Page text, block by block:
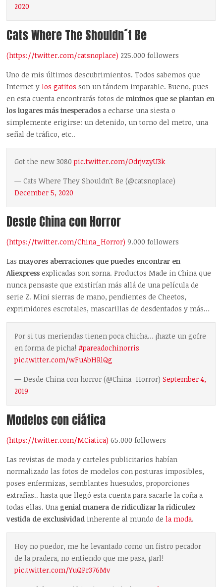
2020
Cats Where The Shouldn´t Be
(https://twitter.com/catsnoplace) 225.000 followers
Uno de mis últimos descubrimientos. Todos sabemos que
Internet ylos gatitos son un tándem imparable. Bueno, pues
en esta cuenta encontrarás fotos demininos que se plantan en
los lugares más inesperados a echarse una siesta o
simplemente erigirse: un detenido, un torno del metro, una
señal de tráfico, etc..
Got the new 3080pic.twitter.com/OdrjvzyU3k
— Cats Where They Shouldn’t Be (@catsnoplace)
December 5, 2020
Desde China con Horror
(https://twitter.com/China_Horror) 9.000 followers
Lasmayores aberraciones que puedes encontrar en
Aliexpress explicadas son sorna. Productos Made in China que
nunca pensaste que existirían más allá de una película de
serie Z. Mini sierras de mano, pendientes de Cheetos,
exprimidores escrotales, mascarillas de desdentados y más…
Por si tus meriendas tienen poca chicha… ¡hazte un gofre
en forma de picha!#pareadochinorris
pic.twitter.com/wFuAbHRlQg
— Desde China con horror (@China_Horror)September 4,
2019
Modelos con ciática
(https://twitter.com/MCiatica) 65.000 followers
Las revistas de moda y carteles publicitarios habían
normalizado las fotos de modelos con posturas imposibles,
poses enfermizas, semblantes huesudos, proporciones
extrañas.. hasta que llegó esta cuenta para sacarle la coña a
todas ellas. Una genial manera de ridiculizar la ridiculez
vestida de exclusividad inherente al mundo de la moda.
Hoy no puedor, me he levantado como un fistro pecador
de la pradera, no entiendo que me pasa, ¡Jarl!
pic.twitter.com/YuQPr376Mv